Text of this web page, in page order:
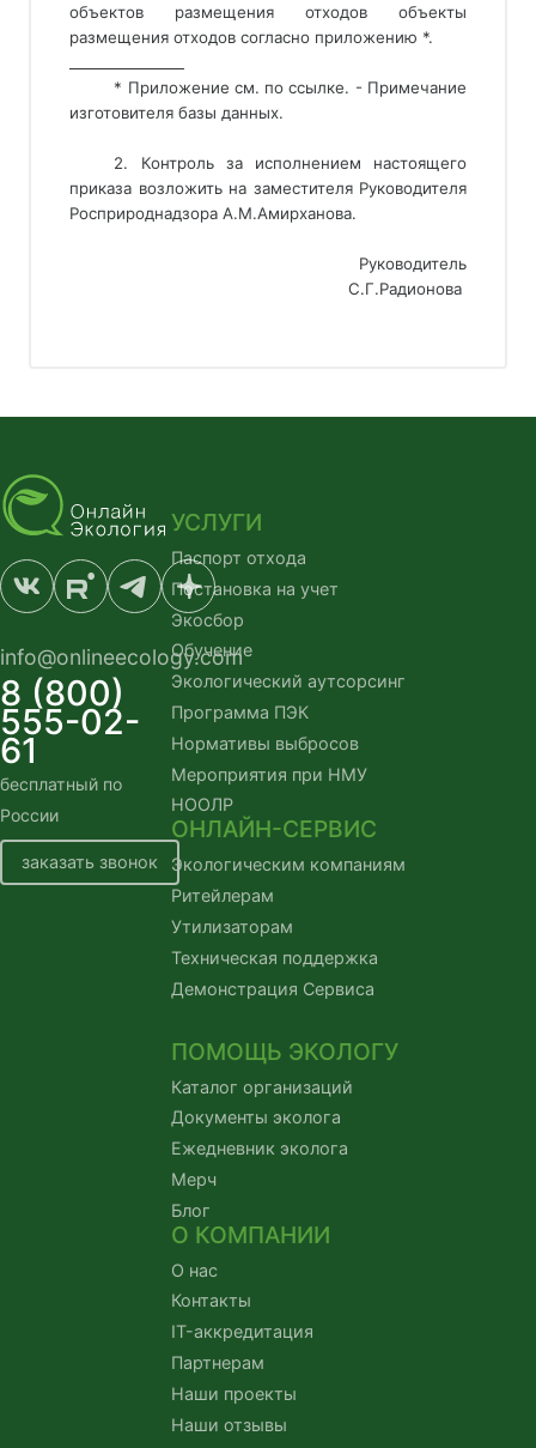
объектов размещения отходов объекты
размещения отходов согласно приложению *.
* Приложение см. по ссылке. - Примечание
изготовителя базы данных.
2. Контроль за исполнением настоящего
приказа возложить на заместителя Руководителя
Росприроднадзора A.M.Амирханова.
Руководитель
С.Г.Радионова
info@onlineecology.com
8 (800)
555-02-
61
бесплатный по
России
заказать звонок
УСЛУГИ
Паспорт отхода
Постановка на учет
Экосбор
Обучение
Экологический аутсорсинг
Программа ПЭК
Нормативы выбросов
Мероприятия при НМУ
НООЛР
ОНЛАЙН-СЕРВИС
Экологическим компаниям
Ритейлерам
Утилизаторам
Техническая поддержка
Демонстрация Сервиса
ПОМОЩЬ ЭКОЛОГУ
Каталог организаций
Документы эколога
Ежедневник эколога
Мерч
Блог
О КОМПАНИИ
О нас
Контакты
IT-аккредитация
Партнерам
Наши проекты
Наши отзывы